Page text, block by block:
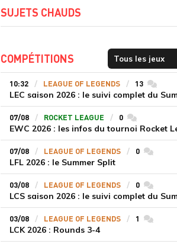
SUJETS CHAUDS
COMPÉTITIONS
10:32 LEAGUE OF LEGENDS 13
LEC saison 2026 : le suivi complet du
07/08 ROCKET LEAGUE 0commentaires
EWC 2026 : les infos du tournoi Rocket
07/08 LEAGUE OF LEGENDS 0
LFL 2026 : le Summer Split
03/08 LEAGUE OF LEGENDS 0
LCS saison 2026 : le suivi complet du
03/08 LEAGUE OF LEGENDS 1
LCK 2026 : Rounds 3-4